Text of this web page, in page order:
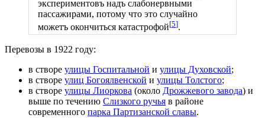
экспериментовъ надъ слабонервными
пассажирами, потому что это случайно
можетъ окончиться катастрофой[5].
Перевозы в 1922 году:
в створе улицы Госпитальной и улицы Духовской;
в створе улиц Богоялвенской и улицы Толстого;
в створе улицы Лиоркова (около Дрожжевого завода) и
выше по течению Слизкого ручья в районе
современного парка Партизанской славы.